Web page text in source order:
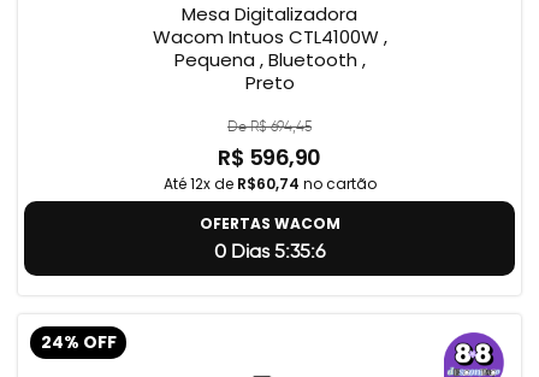
Mesa Digitalizadora
Wacom Intuos CTL4100W ,
Pequena , Bluetooth ,
Preto
De R$ 694,45
R$ 596,90
Até 12x de R$60,74 no cartão
OFERTAS WACOM
0 Dias 5:35:5
24% OFF